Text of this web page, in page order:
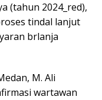
(tahun 2024_red),
tindal lanjut
brlanja
M. Ali
wartawan